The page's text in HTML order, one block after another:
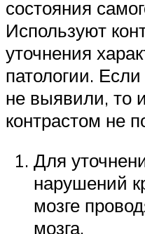
состояния
Используют
уточнения
патологии.
не выявили, то
контрастом не
Для
нарушений
мозге
мозга.